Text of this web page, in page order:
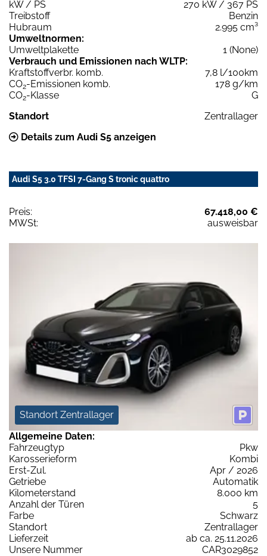
kW / PS
270 kW / 367 PS
Treibstoff
Benzin
Hubraum
2.995 cm³
Umweltnormen:
Umweltplakette
1 (None)
Verbrauch und Emissionen nach WLTP:
Kraftstoffverbr. komb.
7,8 l/100km
CO2-Emissionen komb.
178 g/km
CO2-Klasse
G
Standort
Zentrallager
Details zum Audi S5 anzeigen
Audi S5 3.0 TFSI 7-Gang S tronic quattro
Preis:
67.418,00 €
MWSt:
ausweisbar
Standort Zentrallager
Allgemeine Daten:
Fahrzeugtyp
Pkw
Karosserieform
Kombi
Erst-Zul.
Apr / 2026
Getriebe
Automatik
Kilometerstand
8.000 km
Anzahl der Türen
5
Farbe
Schwarz
Standort
Zentrallager
Lieferzeit
ab ca. 25.11.2026
Unsere Nummer
CAR3029852